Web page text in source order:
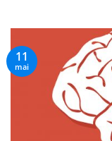
11
mai